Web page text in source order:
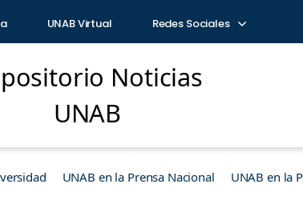
UNAB Virtual Redes Sociales
Noticias
UNAB
UNAB en la Prensa Nacional UNAB en la